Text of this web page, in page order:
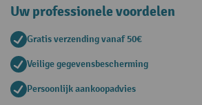
Uw professionele voordelen
Gratis verzending vanaf 50€
Veilige gegevensbescherming
Persoonlijk aankoopadvies